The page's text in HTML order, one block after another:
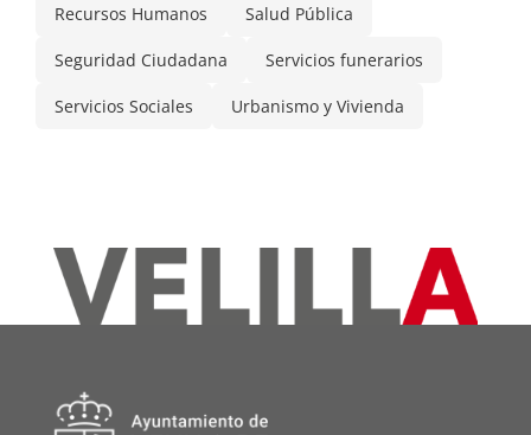
Recursos Humanos Salud Pública
Seguridad Ciudadana Servicios funerarios
Servicios Sociales Urbanismo y Vivienda